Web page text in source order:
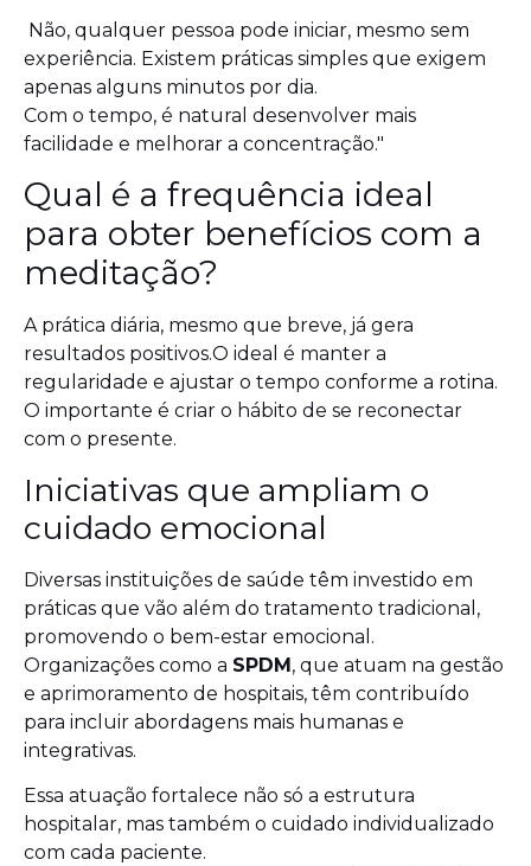
Não, qualquer pessoa pode iniciar, mesmo sem
experiência. Existem práticas simples que exigem
apenas alguns minutos por dia.
Com o tempo, é natural desenvolver mais
facilidade e melhorar a concentração."
Qual é a frequência ideal
para obter benefícios com a
meditação?
A prática diária, mesmo que breve, já gera
resultados positivos.O ideal é manter a
regularidade e ajustar o tempo conforme a rotina.
O importante é criar o hábito de se reconectar
com o presente.
Iniciativas que ampliam o
cuidado emocional
Diversas instituições de saúde têm investido em
práticas que vão além do tratamento tradicional,
promovendo o bem-estar emocional.
Organizações como a SPDM, que atuam na gestão
e aprimoramento de hospitais, têm contribuído
para incluir abordagens mais humanas e
integrativas.
Essa atuação fortalece não só a estrutura
hospitalar, mas também o cuidado individualizado
com cada paciente.